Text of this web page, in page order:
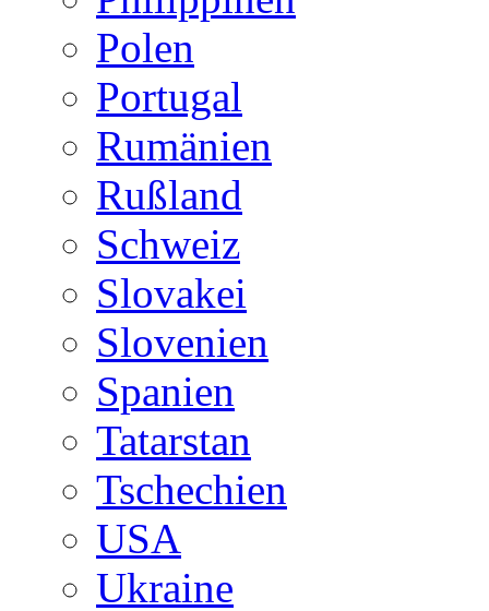
Polen
Portugal
Rumänien
Rußland
Schweiz
Slovakei
Slovenien
Spanien
Tatarstan
Tschechien
USA
Ukraine